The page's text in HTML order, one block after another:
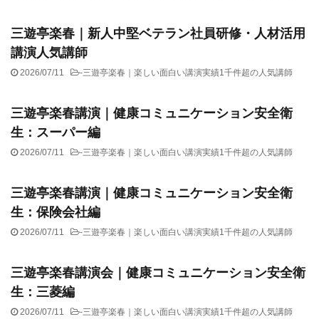
三遊亭楽春｜新人中堅ベテラン社員研修・人材活用
講演人気講師
2026/07/11 -三遊亭楽春｜楽しい面白い講演実績1千件超の人気講師
三遊亭楽春講演｜健康コミュニケーション安全衛
生：スーパー編
2026/07/11 -三遊亭楽春｜楽しい面白い講演実績1千件超の人気講師
三遊亭楽春講演｜健康コミュニケーション安全衛
生：保険会社編
2026/07/11 -三遊亭楽春｜楽しい面白い講演実績1千件超の人気講師
三遊亭楽春講演会｜健康コミュニケーション安全衛
生：三菱編
2026/07/11 -三遊亭楽春｜楽しい面白い講演実績1千件超の人気講師